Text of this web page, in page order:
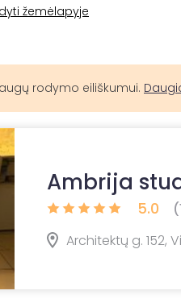
žemėlapyje
rodymo eiliškumui.
Ambrija
5.0
Architektų g. 152,